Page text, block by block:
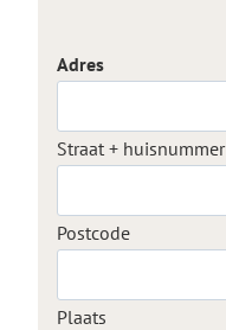
Adres
Straat + huisnummer
Postcode
Plaats